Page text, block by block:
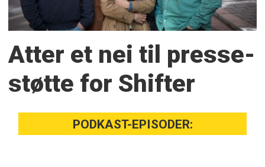
Atter et nei til presse­
støtte for Shifter
PODKAST-EPISODER: